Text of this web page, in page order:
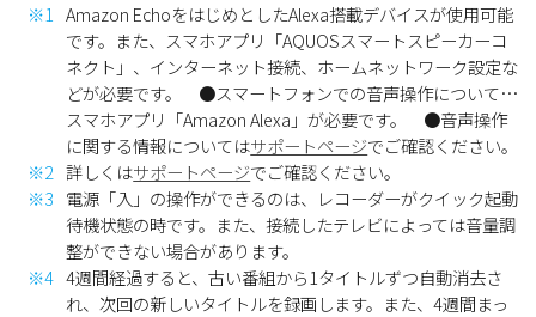
※1
Amazon EchoをはじめとしたAlexa搭載デバイスが使用可能
です。また、スマホアプリ「AQUOSスマートスピーカーコ
ネクト」、インターネット接続、ホームネットワーク設定な
どが必要です。 ●スマートフォンでの音声操作について…
スマホアプリ「Amazon Alexa」が必要です。 ●音声操作
に関する情報についてはサポートページでご確認ください。
※2 詳しくはサポートページでご確認ください。
※3 電源「入」の操作ができるのは、レコーダーがクイック起動
待機状態の時です。また、接続したテレビによっては音量調
整ができない場合があります。
※4 4週間経過すると、古い番組から1タイトルずつ自動消去さ
れ、次回の新しいタイトルを録画します。また、4週間まっ